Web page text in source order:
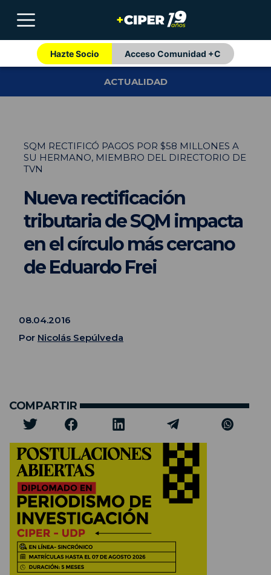
Hazte Socio Acceso Comunidad +C
ACTUALIDAD
SQM RECTIFICÓ PAGOS POR $58 MILLONES A
SU HERMANO, MIEMBRO DEL DIRECTORIO DE
TVN
Nueva rectificación
tributaria de SQM impacta
en el círculo más cercano
de Eduardo Frei
08.04.2016
Por Nicolás Sepúlveda
COMPARTIR